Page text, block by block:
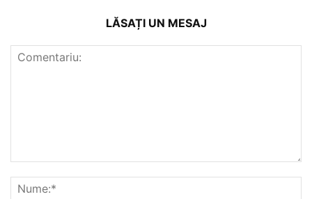
LĂSAȚI UN MESAJ